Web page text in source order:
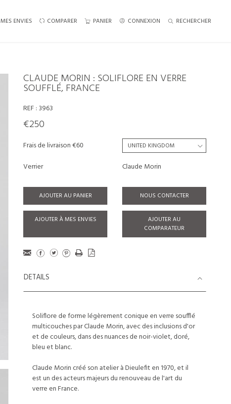
MES ENVIES COMPARER PANIER CONNEXION RECHERCHER
CLAUDE MORIN : SOLIFLORE EN VERRE
SOUFFLÉ, FRANCE
REF : 3963
€250
Frais de livraison €60
Verrier
Claude Morin
AJOUTER AU PANIER NOUS CONTACTER
AJOUTER À MES ENVIES
AJOUTER AU
COMPARATEUR
DETAILS
Soliflore de forme légèrement conique en verre soufflé
multicouches par Claude Morin, avec des inclusions d'or
et de couleurs, dans des nuances de noir-violet, doré,
bleu et blanc.
Claude Morin créé son atelier à Dieulefit en 1970, et il
est un des acteurs majeurs du renouveau de l'art du
verre en France.